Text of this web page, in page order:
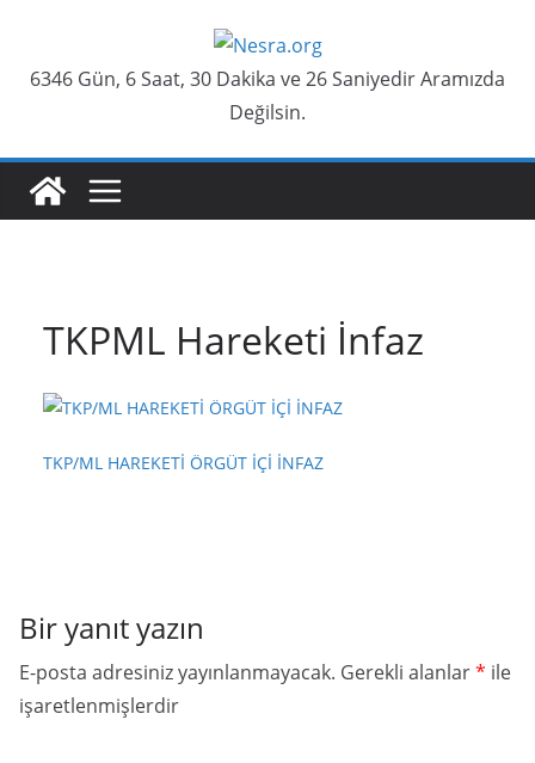
content
6346 Gün, 6 Saat, 30 Dakika ve 26 Saniyedir Aramızda
Değilsin.
TKPML Hareketi İnfaz
TKP/ML HAREKETİ ÖRGÜT İÇİ İNFAZ
Bir yanıt yazın
E-posta adresiniz yayınlanmayacak. Gerekli alanlar* ile
işaretlenmişlerdir